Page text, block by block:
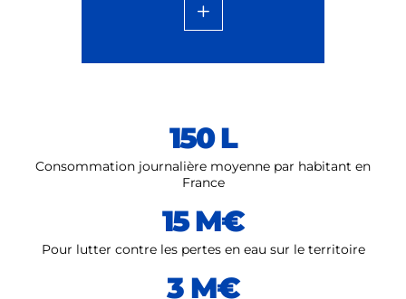
150 L
Consommation journalière moyenne par habitant en
France
15 M€
Pour lutter contre les pertes en eau sur le territoire
3 M€